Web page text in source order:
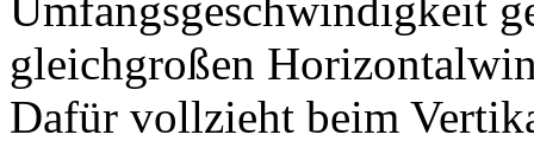
gleichgroßen
Dafür vollzieht beim